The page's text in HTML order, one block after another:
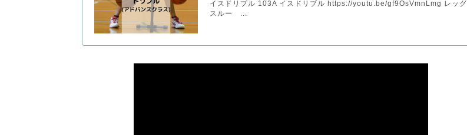
イスドリブル 103A イスドリブル https://youtu.be/gf9OsVmnLmg レッグ
スルー ...